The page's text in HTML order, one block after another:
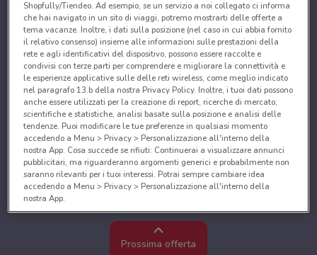
Prossima offerta
Shopfully/Tiendeo. Ad esempio, se un servizio a noi collegato ci informa
che hai navigato in un sito di viaggi, potremo mostrarti delle offerte a
tema vacanze. Inoltre, i dati sulla posizione (nel caso in cui abbia fornito
il relativo consenso) insieme alle informazioni sulle prestazioni della
rete e agli identificativi del dispositivo, possono essere raccolte e
condivisi con terze parti per comprendere e migliorare la connettività e
le esperienze applicative sulle delle reti wireless, come meglio indicato
nel paragrafo 13.b della nostra Privacy Policy. Inoltre, i tuoi dati possono
anche essere utilizzati per la creazione di report, ricerche di mercato,
scientifiche e statistiche, analisi basate sulla posizione e analisi delle
tendenze. Puoi modificare le tue preferenze in qualsiasi momento
accedendo a Menu > Privacy > Personalizzazione all'interno della
nostra App. Cosa succede se rifiuti: Continuerai a visualizzare annunci
pubblicitari, ma riguarderanno argomenti generici e probabilmente non
saranno rilevanti per i tuoi interessi. Potrai sempre cambiare idea
accedendo a Menu > Privacy > Personalizzazione all'interno della
nostra App.
Noi e i nostri partner trattiamo i dati per fornire:
Utilizzare dati di geolocalizzazione precisi. Scansione attiva delle
caratteristiche del dispositivo ai fini dell’identificazione. Archiviare